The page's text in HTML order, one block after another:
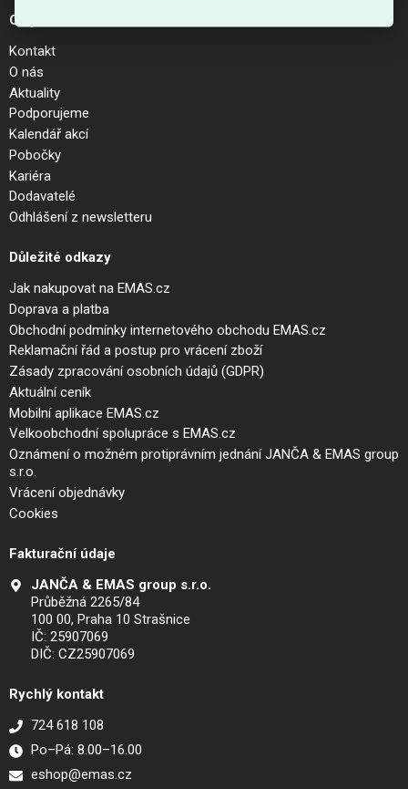
O společnosti
Kontakt
O nás
Aktuality
Podporujeme
Kalendář akcí
Pobočky
Kariéra
Dodavatelé
Odhlášení z newsletteru
Důležité odkazy
Jak nakupovat na EMAS.cz
Doprava a platba
Obchodní podmínky internetového obchodu EMAS.cz
Reklamační řád a postup pro vrácení zboží
Zásady zpracování osobních údajů (GDPR)
Aktuální ceník
Mobilní aplikace EMAS.cz
Velkoobchodní spolupráce s EMAS.cz
Oznámení o možném protiprávním jednání JANČA & EMAS group
s.r.o.
Vrácení objednávky
Cookies
Fakturační údaje
JANČA & EMAS group s.r.o.
Průběžná 2265/84
100 00, Praha 10 Strašnice
IČ: 25907069
DIČ: CZ25907069
Rychlý kontakt
724 618 108
Po–Pá: 8.00–16.00
eshop@emas.cz